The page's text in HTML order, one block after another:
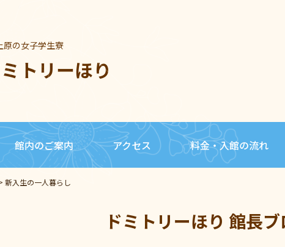
原の女子学生寮
トリーほり
館内のご案内 アクセス 料金・入館の流れ
新入生の一人暮らし
ドミトリーほり 館長